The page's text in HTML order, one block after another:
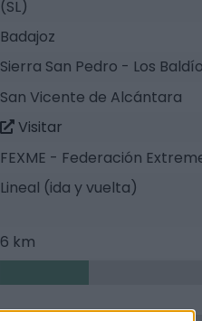
(SL)
Badajoz
Sierra San Pedro - Los
San Vicente de Alcántara
Visitar
FEXME - Federación
Lineal (ida y vuelta)
6 km